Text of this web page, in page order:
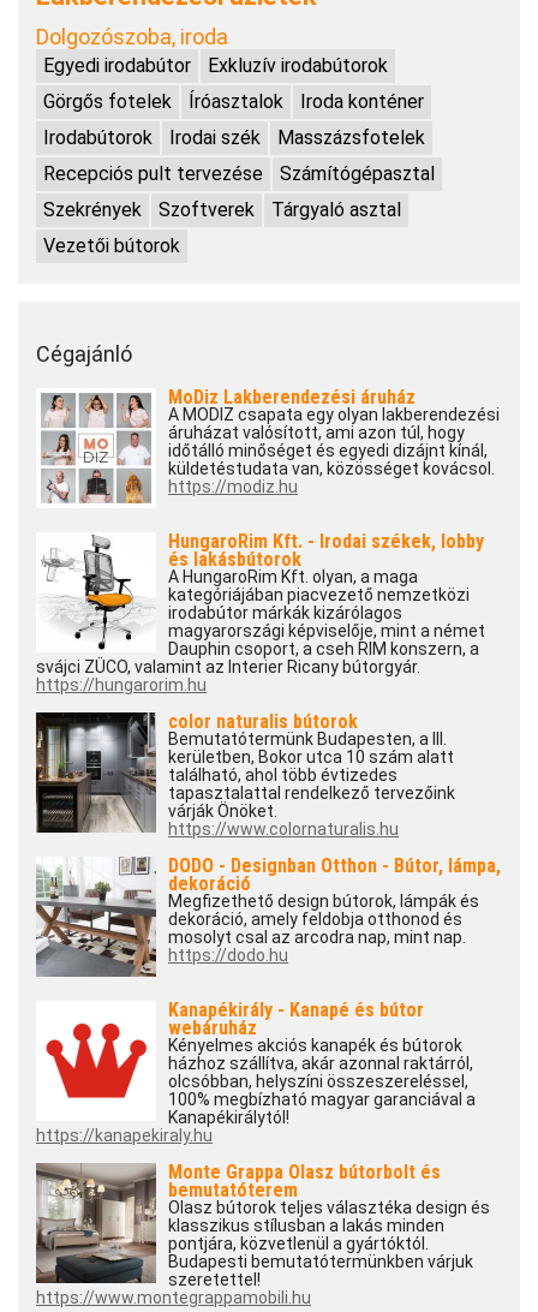
Dolgozószoba, iroda
Egyedi irodabútor
Exkluzív irodabútorok
Görgős fotelek
Íróasztalok
Iroda konténer
Irodabútorok
Irodai szék
Masszázsfotelek
Recepciós pult tervezése
Számítógépasztal
Szekrények
Szoftverek
Tárgyaló asztal
Vezetői bútorok
Cégajánló
MoDiz Lakberendezési áruház
A MODIZ csapata egy olyan lakberendezési
áruházat valósított, ami azon túl, hogy
időtálló minőséget és egyedi dizájnt kínál,
küldetéstudata van, közösséget kovácsol.
https://modiz.hu
HungaroRim Kft. - Irodai székek, lobby
és lakásbútorok
A HungaroRim Kft. olyan, a maga
kategóriájában piacvezető nemzetközi
irodabútor márkák kizárólagos
magyarországi képviselője, mint a német
Dauphin csoport, a cseh RIM konszern, a
svájci ZÜCO, valamint az Interier Ricany bútorgyár.
https://hungarorim.hu
color naturalis bútorok
Bemutatótermünk Budapesten, a III.
kerületben, Bokor utca 10 szám alatt
található, ahol több évtizedes
tapasztalattal rendelkező tervezőink
várják Önöket.
https://www.colornaturalis.hu
DODO - Designban Otthon - Bútor, lámpa,
dekoráció
Megfizethető design bútorok, lámpák és
dekoráció, amely feldobja otthonod és
mosolyt csal az arcodra nap, mint nap.
https://dodo.hu
Kanapékirály - Kanapé és bútor
webáruház
Kényelmes akciós kanapék és bútorok
házhoz szállítva, akár azonnal raktárról,
olcsóbban, helyszíni összeszereléssel,
100% megbízható magyar garanciával a
Kanapékirálytól!
https://kanapekiraly.hu
Monte Grappa Olasz bútorbolt és
bemutatóterem
Olasz bútorok teljes választéka design és
klasszikus stílusban a lakás minden
pontjára, közvetlenül a gyártóktól.
Budapesti bemutatótermünkben várjuk
szeretettel!
https://www.montegrappamobili.hu